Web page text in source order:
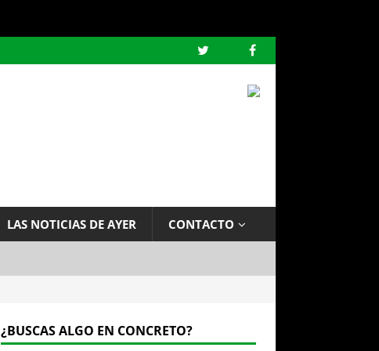
LAS NOTICIAS DE AYER CONTACTO
¿BUSCAS ALGO EN CONCRETO?